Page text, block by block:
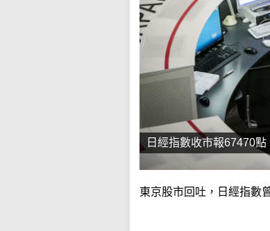
日經指數收市報67470
東京股市回吐，日經指數